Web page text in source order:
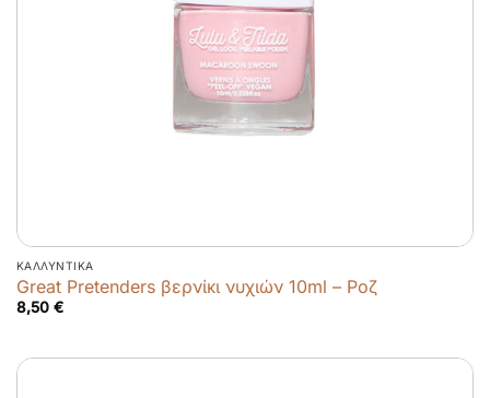
ΚΑΛΛΥΝΤΙΚΆ
Great Pretenders βερνίκι νυχιών 10ml – Ροζ
8,50 €